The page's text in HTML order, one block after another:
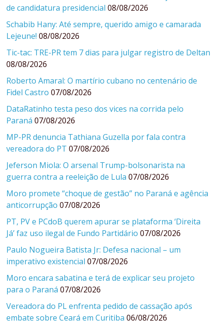
de candidatura presidencial 08/08/2026
Schabib Hany: Até sempre, querido amigo e camarada
Lejeune! 08/08/2026
Tic-tac: TRE-PR tem 7 dias para julgar registro de Deltan
08/08/2026
Roberto Amaral: O martírio cubano no centenário de
Fidel Castro 07/08/2026
DataRatinho testa peso dos vices na corrida pelo
Paraná 07/08/2026
MP-PR denuncia Tathiana Guzella por fala contra
vereadora do PT 07/08/2026
Jeferson Miola: O arsenal Trump-bolsonarista na
guerra contra a reeleição de Lula 07/08/2026
Moro promete “choque de gestão” no Paraná e agência
anticorrupção 07/08/2026
PT, PV e PCdoB querem apurar se plataforma ‘Direita
Já’ faz uso ilegal de Fundo Partidário 07/08/2026
Paulo Nogueira Batista Jr: Defesa nacional – um
imperativo existencial 07/08/2026
Moro encara sabatina e terá de explicar seu projeto
para o Paraná 07/08/2026
Vereadora do PL enfrenta pedido de cassação após
embate sobre Ceará em Curitiba 06/08/2026